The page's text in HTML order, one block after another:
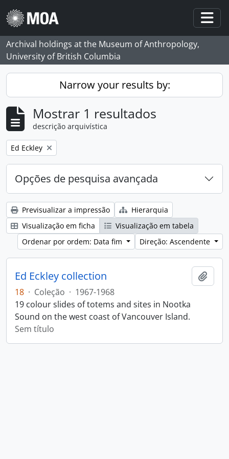
Skip to main content
Archival holdings at the Museum of Anthropology,
University of British Columbia
Narrow your results by:
Mostrar 1 resultados
descrição arquivística
Remove filter:
Ed Eckley
Opções de pesquisa avançada
Previsualizar a impressão
Hierarquia
Visualização em ficha
Visualização em tabela
Ordenar por ordem: Data fim
Direção: Ascendente
Ed Eckley collection
18 · Coleção · 1967-1968
19 colour slides of totems and sites in Nootka
Sound on the west coast of Vancouver Island.
Sem título